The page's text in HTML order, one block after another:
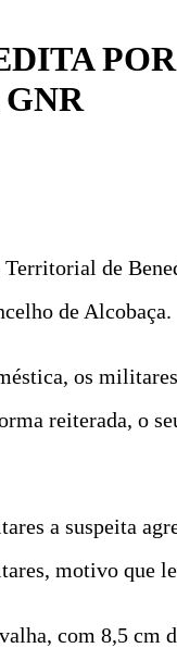
de
de Alcobaça.
os
reiterada, o
a suspeita
motivo que
com 8,5 cm